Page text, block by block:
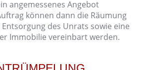
angemessenes Angebot
können dann die Räumung
des Unrats sowie eine
Immobilie vereinbart werden.